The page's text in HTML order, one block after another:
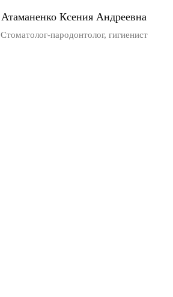
Атаманенко Ксения Андреевна
Стоматолог-пародонтолог, гигиенист